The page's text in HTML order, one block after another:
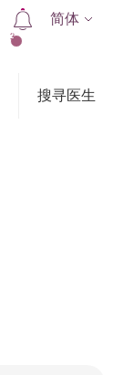
搜寻医生
2
简体